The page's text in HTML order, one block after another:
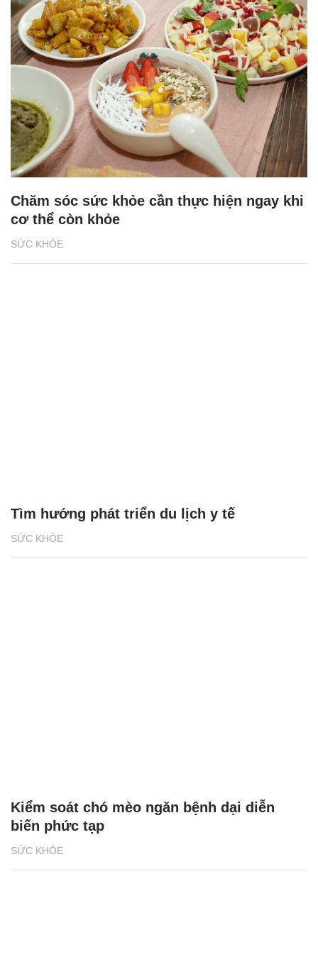
SỨC KHỎE
Chăm sóc sức khỏe cần thực hiện ngay khi
cơ thể còn khỏe
SỨC KHỎE
Tìm hướng phát triển du lịch y tế
SỨC KHỎE
Kiểm soát chó mèo ngăn bệnh dại diễn
biến phức tạp